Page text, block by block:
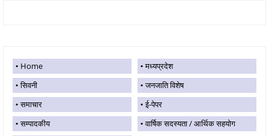
Home
मध्यप्रदेश
सिवनी
जनजाति विशेष
समाचार
ई-पेपर
सम्पादकीय
वार्षिक सदस्यता / आर्थिक सहयोग